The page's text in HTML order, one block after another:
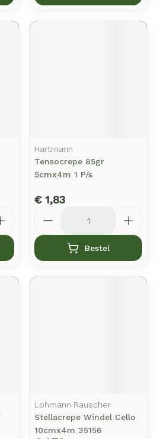
Hartmann
Tensocrepe 85gr
5cmx4m 1 P/s
€ 1,83
Bestel
Lohmann Rauscher
Stellacrepe Windel Cello
10cmx4m 35156